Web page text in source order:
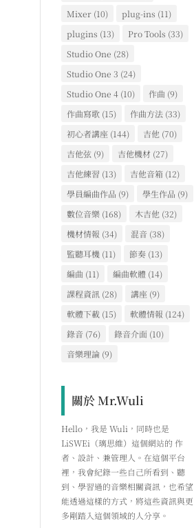
Mixer (10) plug-ins (11)
plugins (13) Pro Tools (33)
Studio One (28)
Studio One 3 (24)
Studio One 4 (10) 作曲 (9)
作曲寫歌 (15) 作曲方法 (33)
初心者講座 (144) 吉他 (70)
吉他弦 (9) 吉他機材 (27)
吉他練習 (13) 吉他音箱 (12)
學員編曲作品 (9) 學生作品 (9)
數位音樂 (168) 木吉他 (32)
機材情報 (34) 混音 (38)
監聽耳機 (11) 節奏 (13)
編曲 (11) 編曲軟體 (14)
課程資訊 (28) 講座 (9)
軟體下載 (15) 軟體情報 (124)
錄音 (76) 錄音介面 (10)
音樂理論 (9)
關於 Mr.Wuli
Hello，我是 Wuli，同時也是
LiSWEi（璃思維）這個網站的 作
者、設計、兼管理人。在這個平台
裡，我會紀錄一些自己所看到、聽
到、學習過的音樂相關資訊，也希望
能透過這樣的方式，將這些資訊與更
多剛踏入這個領域的人分享。